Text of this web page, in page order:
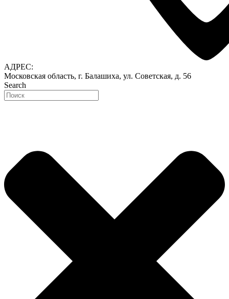
АДРЕС:
Московская область, г. Балашиха, ул. Советская, д. 56
Search